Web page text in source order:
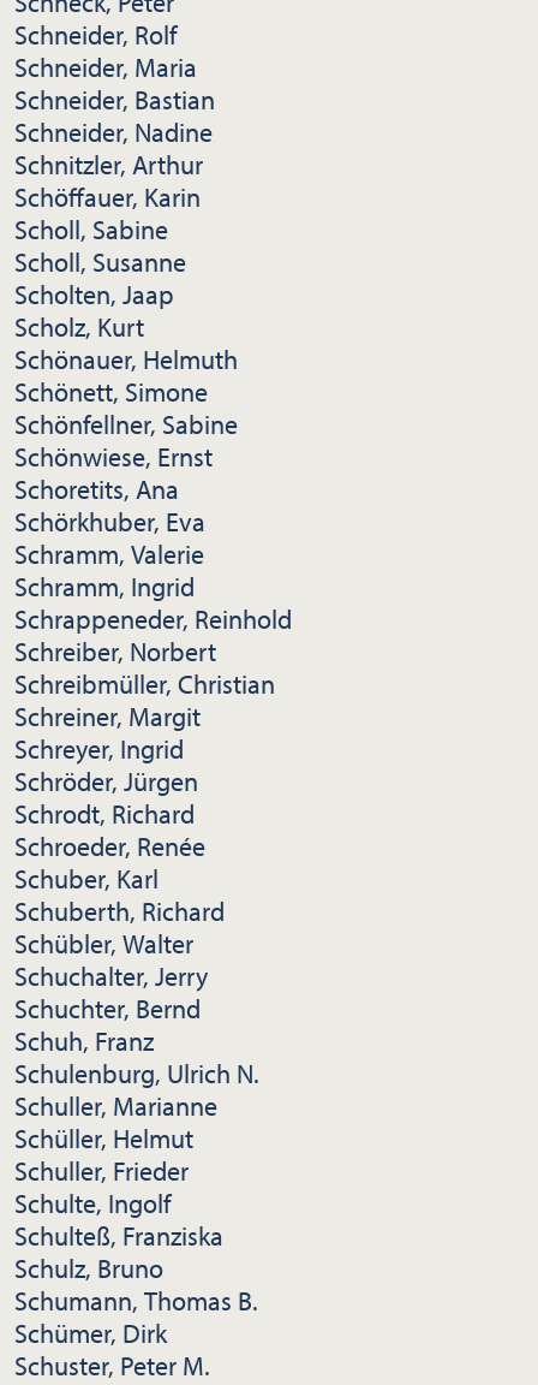
Schneider, Rolf
Schneider, Maria
Schneider, Bastian
Schneider, Nadine
Schnitzler, Arthur
Schöffauer, Karin
Scholl, Sabine
Scholl, Susanne
Scholten, Jaap
Scholz, Kurt
Schönauer, Helmuth
Schönett, Simone
Schönfellner, Sabine
Schönwiese, Ernst
Schoretits, Ana
Schörkhuber, Eva
Schramm, Valerie
Schramm, Ingrid
Schrappeneder, Reinhold
Schreiber, Norbert
Schreibmüller, Christian
Schreiner, Margit
Schreyer, Ingrid
Schröder, Jürgen
Schrodt, Richard
Schroeder, Renée
Schuber, Karl
Schuberth, Richard
Schübler, Walter
Schuchalter, Jerry
Schuchter, Bernd
Schuh, Franz
Schulenburg, Ulrich N.
Schuller, Marianne
Schüller, Helmut
Schuller, Frieder
Schulte, Ingolf
Schulteß, Franziska
Schulz, Bruno
Schumann, Thomas B.
Schümer, Dirk
Schuster, Peter M.